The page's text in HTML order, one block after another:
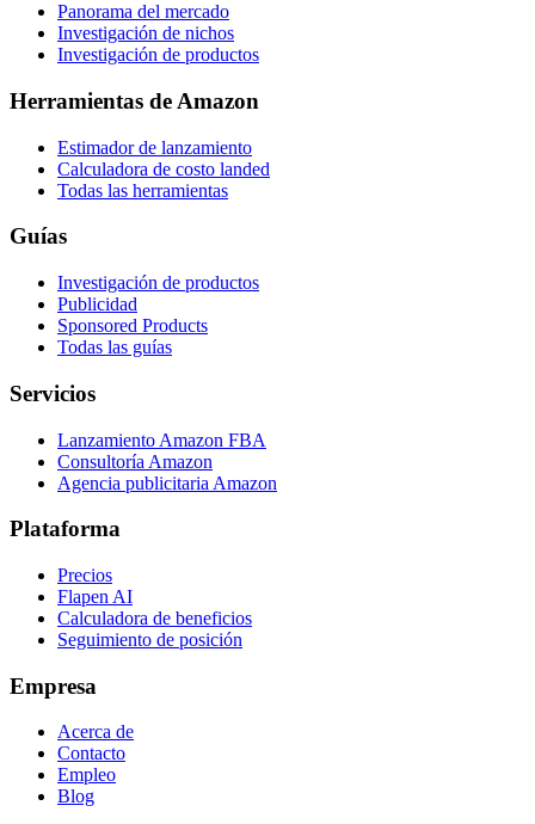
Panorama del mercado
Investigación de nichos
Investigación de productos
Herramientas de Amazon
Estimador de lanzamiento
Calculadora de costo landed
Todas las herramientas
Guías
Investigación de productos
Publicidad
Sponsored Products
Todas las guías
Servicios
Lanzamiento Amazon FBA
Consultoría Amazon
Agencia publicitaria Amazon
Plataforma
Precios
Flapen AI
Calculadora de beneficios
Seguimiento de posición
Empresa
Acerca de
Contacto
Empleo
Blog